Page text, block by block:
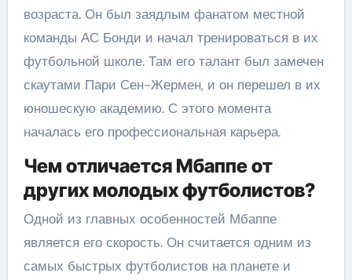
возраста. Он был заядлым фанатом местной
команды АС Бонди и начал тренироваться в их
футбольной школе. Там его талант был замечен
скаутами Пари Сен-Жермен, и он перешел в их
юношескую академию. С этого момента
началась его профессиональная карьера.
Чем отличается Мбаппе от
других молодых футболистов?
Одной из главных особенностей Мбаппе
является его скорость. Он считается одним из
самых быстрых футболистов на планете и